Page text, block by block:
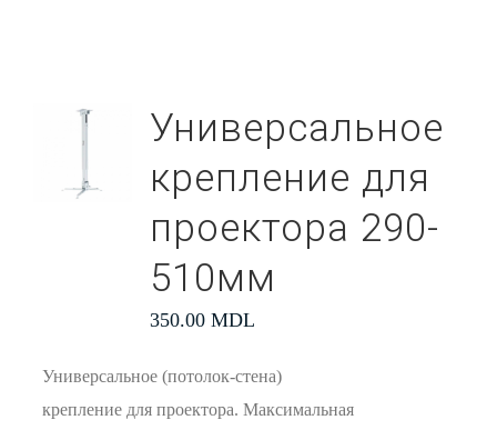
Универсальное
крепление для
проектора 290-
510мм
350.00 MDL
Универсальное (потолок-стена)
крепление для проектора. Максимальная